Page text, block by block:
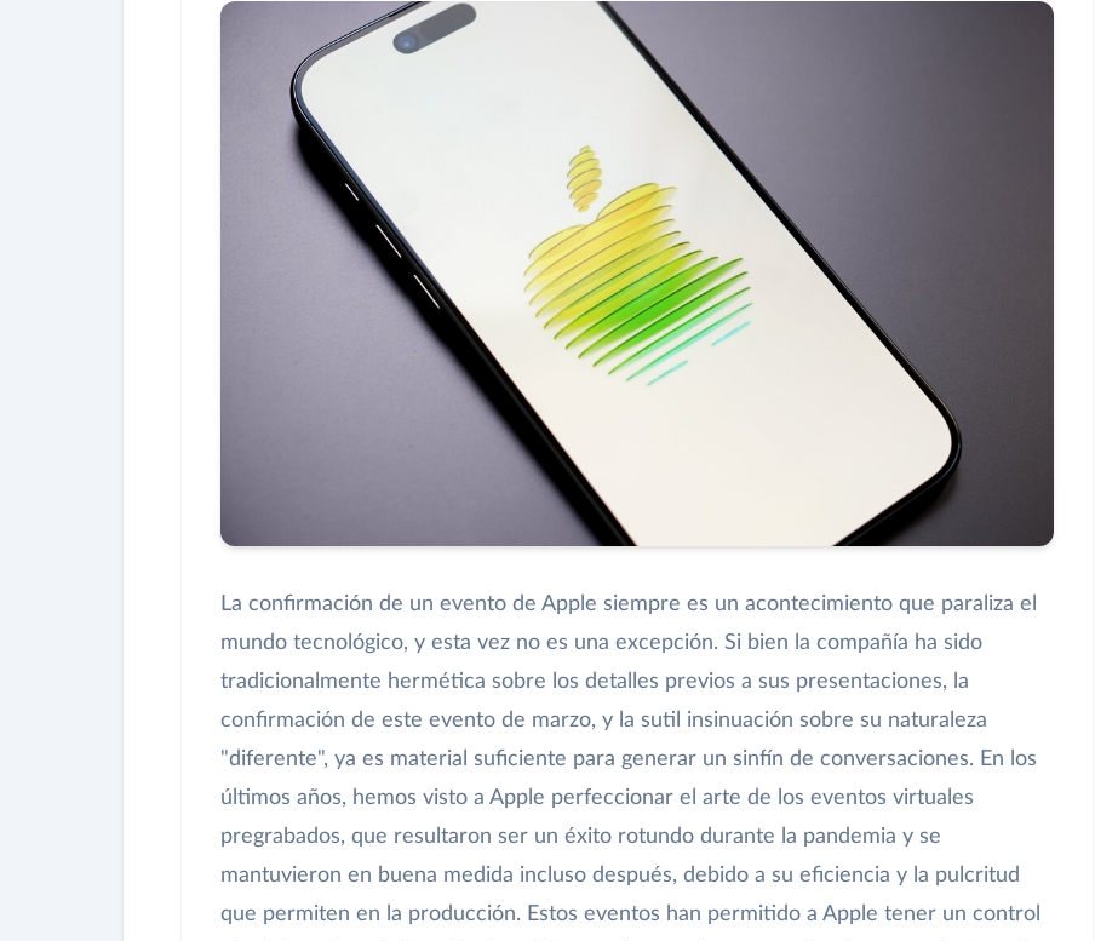
La confirmación de un evento de Apple siempre es un acontecimiento que paraliza el
mundo tecnológico, y esta vez no es una excepción. Si bien la compañía ha sido
tradicionalmente hermética sobre los detalles previos a sus presentaciones, la
confirmación de este evento de marzo, y la sutil insinuación sobre su naturaleza
"diferente", ya es material suficiente para generar un sinfín de conversaciones. En los
últimos años, hemos visto a Apple perfeccionar el arte de los eventos virtuales
pregrabados, que resultaron ser un éxito rotundo durante la pandemia y se
mantuvieron en buena medida incluso después, debido a su eficiencia y la pulcritud
que permiten en la producción. Estos eventos han permitido a Apple tener un control